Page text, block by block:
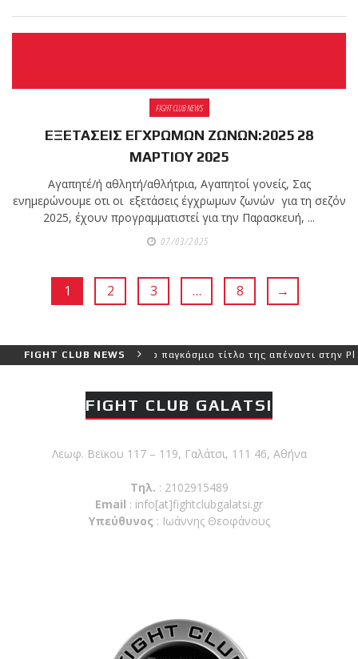
FIGHT CLUB NEWS
ΕΞΕΤΑΣΕΙΣ ΕΓΧΡΩΜΩΝ ΖΩΝΩΝ:2025 28
ΜΑΡΤΙΟΥ 2025
Αγαπητέ/ή αθλητή/αθλήτρια, Αγαπητοί γονείς, Σας
ενημερώνουμε οτι οι εξετάσεις έγχρωμων ζωνών για τη σεζόν
2025, έχουν προγραμματιστεί για την Παρασκευή, ...
07/03/2025
1 2 3 … 8 →
FIGHT CLUB NEWS
της, διεκδικεί τον 6ο παγκόσμιο τίτλο της απέναντι στην
FIGHT CLUB GALATSI
Λεωφ. Βεϊκου 117 – 119, Γαλάτσι, 111 46, Αθήνα
Τηλ. : 2102915489
Email : info[at]fightclubgalatsi.gr
Υπεύθυνος : Ιωάννης Θεοφάνους